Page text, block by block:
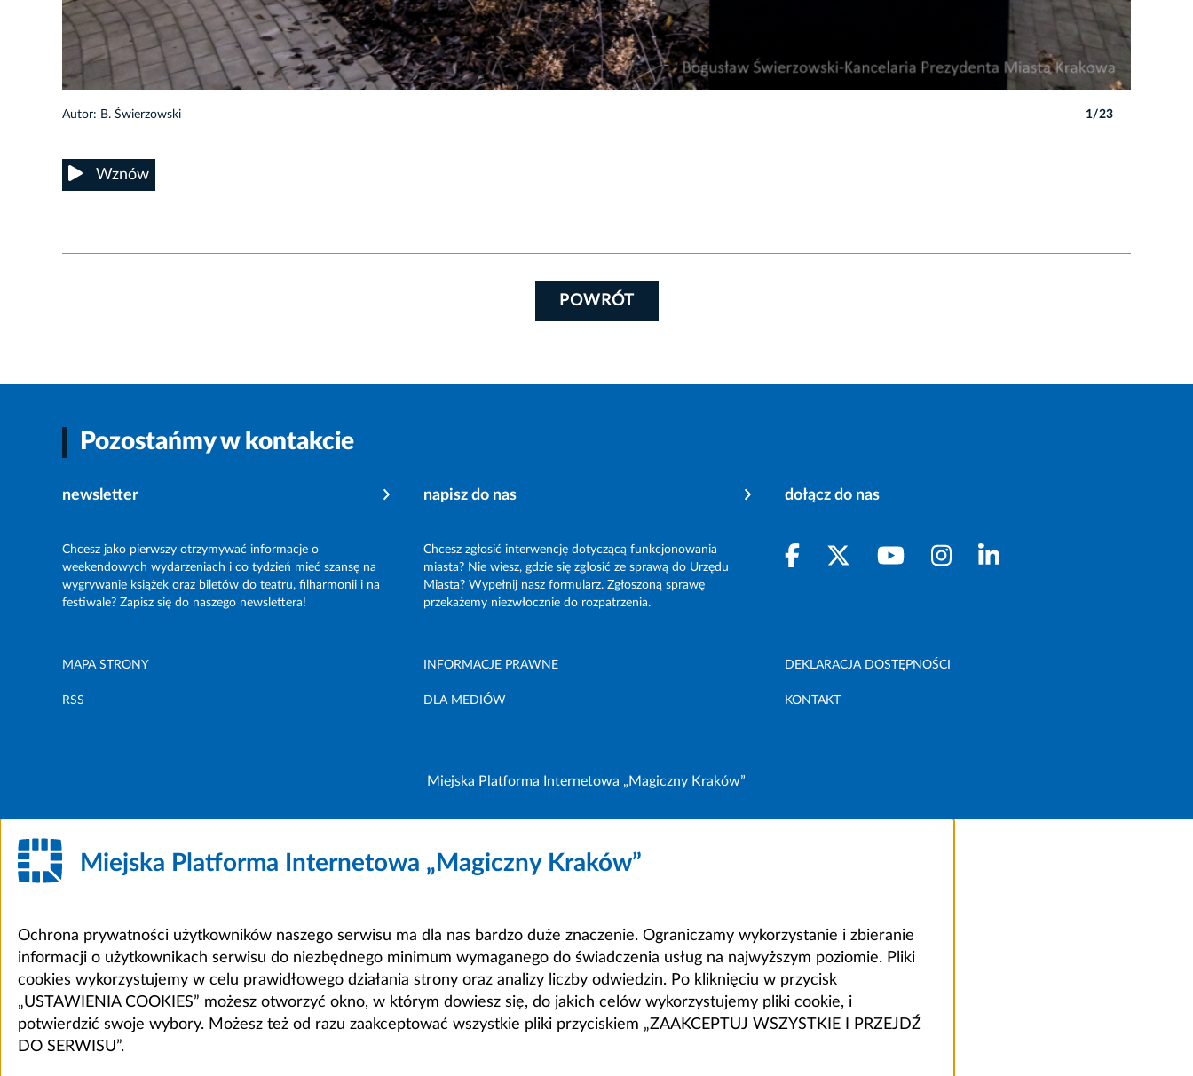
Autor: B. Świerzowski 1/23
Wznów
POWRÓT
Pozostańmy w kontakcie
newsletter
Chcesz jako pierwszy otrzymywać informacje o
weekendowych wydarzeniach i co tydzień mieć szansę na
wygrywanie książek oraz biletów do teatru, filharmonii i na
festiwale? Zapisz się do naszego newslettera!
napisz do nas
Chcesz zgłosić interwencję dotyczącą funkcjonowania
miasta? Nie wiesz, gdzie się zgłosić ze sprawą do Urzędu
Miasta? Wypełnij nasz formularz. Zgłoszoną sprawę
przekażemy niezwłocznie do rozpatrzenia.
dołącz do nas
MAPA STRONY INFORMACJE PRAWNE DEKLARACJA DOSTĘPNOŚCI
RSS DLA MEDIÓW KONTAKT
Miejska Platforma Internetowa „Magiczny Kraków”
Miejska Platforma Internetowa „Magiczny Kraków”
Ochrona prywatności użytkowników naszego serwisu ma dla nas bardzo duże znaczenie. Ograniczamy wykorzystanie i zbieranie
informacji o użytkownikach serwisu do niezbędnego minimum wymaganego do świadczenia usług na najwyższym poziomie. Pliki
cookies wykorzystujemy w celu prawidłowego działania strony oraz analizy liczby odwiedzin. Po kliknięciu w przycisk
„USTAWIENIA COOKIES” możesz otworzyć okno, w którym dowiesz się, do jakich celów wykorzystujemy pliki cookie, i
potwierdzić swoje wybory. Możesz też od razu zaakceptować wszystkie pliki przyciskiem „ZAAKCEPTUJ WSZYSTKIE I PRZEJDŹ
DO SERWISU”.